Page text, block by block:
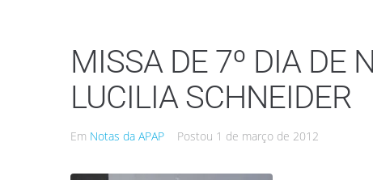
MISSA DE 7º DIA DE
LUCILIA SCHNEIDER
Em Notas da APAP Postou 1 de março de 2012